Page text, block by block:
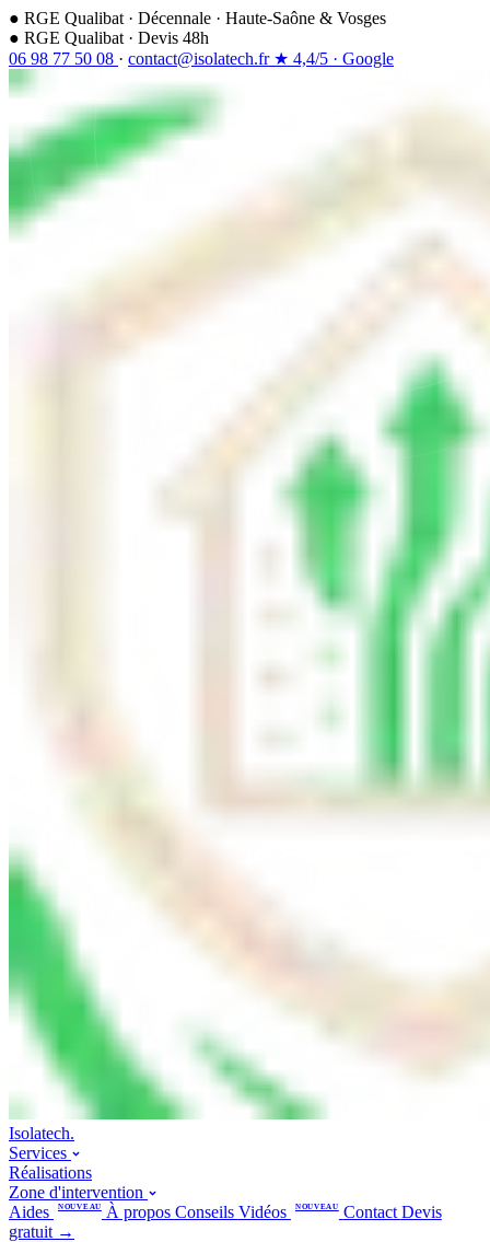
● RGE Qualibat · Décennale · Haute-Saône & Vosges
● RGE Qualibat · Devis 48h
06 98 77 50 08 · contact@isolatech.fr ★ 4,4/5 · Google
Isolatech.
Services
Réalisations
Zone d'intervention
Aides
NOUVEAU À propos Conseils Vidéos NOUVEAU Contact Devis
gratuit →